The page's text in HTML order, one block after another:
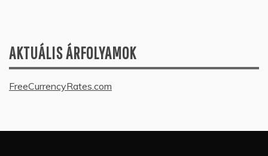
AKTUÁLIS ÁRFOLYAMOK
FreeCurrencyRates.com